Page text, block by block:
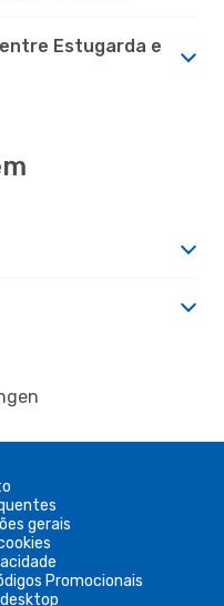
Estugarda e
gerais
Promocionais